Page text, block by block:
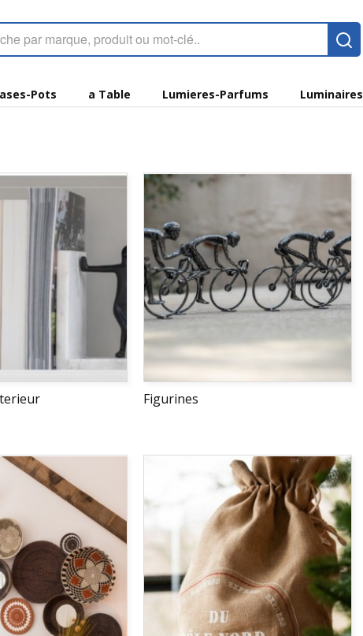
Pots a Table Lumieres-Parfums Luminaires
Figurines